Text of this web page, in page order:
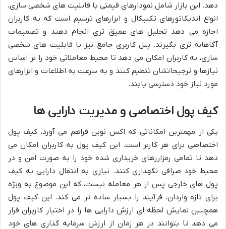
دهد. این بازار شامل نمودارهای قیمتی با قابلیت های شخصی سازی،
انواع اندیکاتورهای تکنیکال و ابزارهای ترسیم است که به کاربران
اجازه می دهد تحلیل های عمیق تری انجام دهند و تصمیمات
آگاهانه تری بگیرند. پنل کاربری جامع نیز با قابلیت های شخصی
سازی، به کاربران امکان می دهد تا محیط معاملاتی خود را بر اساس
نیازها و ترجیحاتشان تنظیم کنند و به سرعت به اطلاعات و ابزارهای
مورد نیاز خود دسترسی یابند.
کیف پول اختصاصی و مدیریت دارایی ها
یکی از مهمترین امکاناتی که اکس نوین فراهم می آورد، کیف پول
اختصاصی برای هر کاربر است. این کیف پول به کاربران امکان می
دهد تا تمامی رمزارزهای خریداری شده خود را به صورت امن و در
محیط خود صرافی نگهداری کنند. نیازی به انتقال دارایی به کیف
پول های خارجی پس از هر معامله نیست، که این موضوع به ویژه
برای تازه واردان، فرآیند را بسیار ساده تر می کند. این کیف پول
همچنین نمایش لحظه ای ارزش دارایی ها را در اختیار کاربران قرار
می دهد تا بتوانند در هر زمان از ارزش سرمایه گذاری های خود